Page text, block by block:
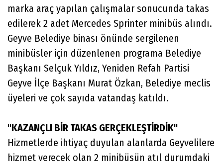
marka araç yapılan çalışmalar sonucunda takas
edilerek 2 adet Mercedes Sprinter minibüs alındı.
Geyve Belediye binası önünde sergilenen
minibüsler için düzenlenen programa Belediye
Başkanı Selçuk Yıldız, Yeniden Refah Partisi
Geyve İlçe Başkanı Murat Özkan, Belediye meclis
üyeleri ve çok sayıda vatandaş katıldı.
''KAZANÇLI BİR TAKAS GERÇEKLEŞTİRDİK''
Hizmetlerde ihtiyaç duyulan alanlarda Geyvelilere
hizmet verecek olan 2 minibüsün atıl durumdaki